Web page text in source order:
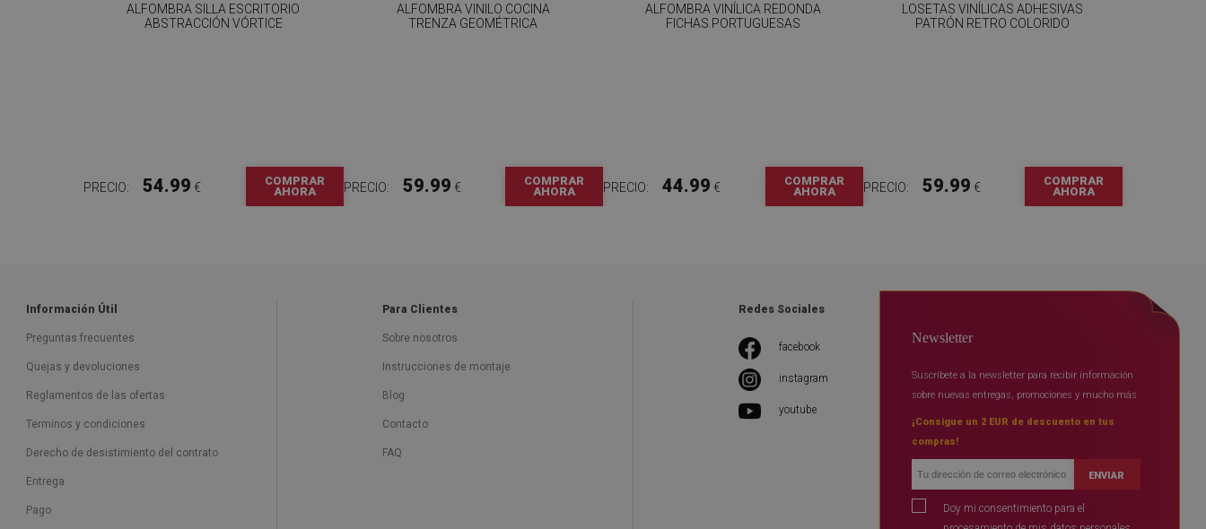
ALFOMBRA SILLA ESCRITORIO
ABSTRACCIÓN VÓRTICE
PRECIO: 54.99 €
COMPRAR
AHORA
ALFOMBRA VINILO COCINA
TRENZA GEOMÉTRICA
PRECIO: 59.99 €
COMPRAR
AHORA
ALFOMBRA VINÍLICA REDONDA
FICHAS PORTUGUESAS
PRECIO: 44.99 €
COMPRAR
AHORA
LOSETAS VINÍLICAS ADHESIVAS
PATRÓN RETRO COLORIDO
PRECIO: 59.99 €
COMPRAR
AHORA
Información Útil
Preguntas frecuentes
Quejas y devoluciones
Reglamentos de las ofertas
Terminos y condiciones
Derecho de desistimiento del contrato
Entrega
Pago
Para Clientes
Sobre nosotros
Instrucciones de montaje
Blog
Contacto
FAQ
Redes Sociales
facebook
instagram
youtube
Newsletter
Suscríbete a la newsletter para recibir información
sobre nuevas entregas, promociones y mucho más
¡Consigue un 2 EUR de descuento en tus
compras!
ENVIAR
Doy mi consentimiento para el